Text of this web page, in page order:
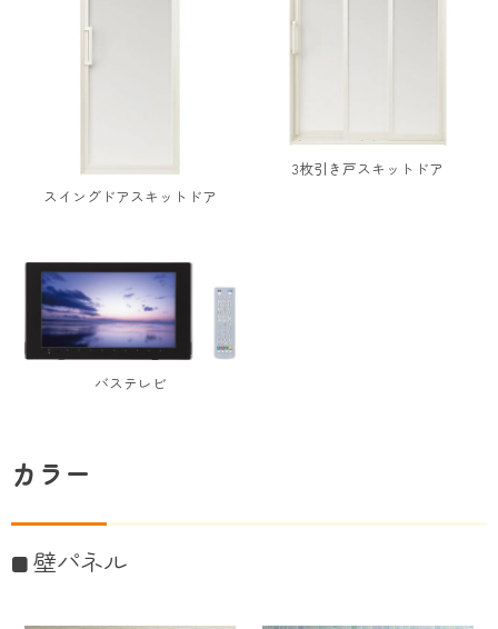
スイングドアスキットドア
3枚引き戸スキットドア
バステレビ
カラー
■ 壁パネル